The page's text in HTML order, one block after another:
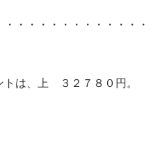
・・・・・・・・・・・・
トは、上 ３２７８０円。